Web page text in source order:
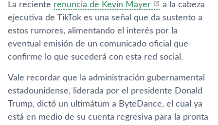
La reciente renuncia de Kevin Mayer
a la cabeza
ejecutiva de TikTok es una señal que da sustento a
estos rumores, alimentando el interés por la
eventual emisión de un comunicado oficial que
confirme lo que sucederá con esta red social.
Vale recordar que la administración gubernamental
estadounidense, liderada por el presidente Donald
Trump, dictó un ultimátum a ByteDance, el cual ya
está en medio de su cuenta regresiva para la pronta